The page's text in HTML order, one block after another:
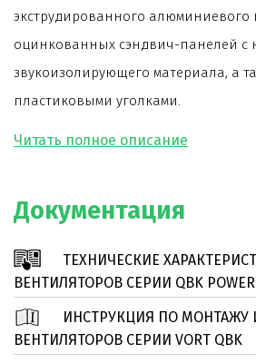
экструдированного
оцинкованных сэндвич-панелей с
звукоизолирующего материала, а
пластиковыми уголками.
Доступ внутрь вентилятора
от модели.
Максимальная
Документация
ТЕХНИЧЕСКИЕ
ВЕНТИЛЯТОРОВ СЕРИИ QBK POWER
ИНСТРУКЦИЯ ПО МОНТАЖУ
ВЕНТИЛЯТОРОВ СЕРИИ VORT QBK